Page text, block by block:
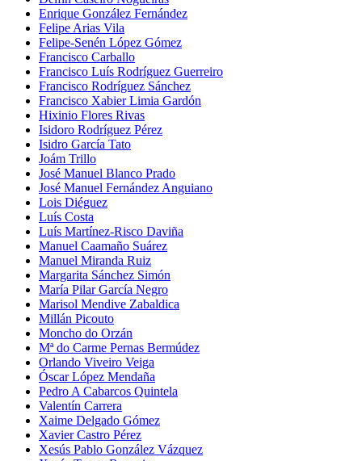
Enrique González Fernández
Felipe Arias Vila
Felipe-Senén López Gómez
Francisco Carballo
Francisco Luís Rodríguez Guerreiro
Francisco Rodríguez Sánchez
Francisco Xabier Limia Gardón
Hixinio Flores Rivas
Isidoro Rodríguez Pérez
Isidro García Tato
Joám Trillo
José Manuel Blanco Prado
José Manuel Fernández Anguiano
Lois Diéguez
Luís Costa
Luís Martínez-Risco Daviña
Manuel Caamaño Suárez
Manuel Miranda Ruiz
Margarita Sánchez Simón
María Pilar García Negro
Marisol Mendive Zabaldica
Millán Picouto
Moncho do Orzán
Mª do Carme Pernas Bermúdez
Orlando Viveiro Veiga
Óscar López Mendaña
Pedro A Cabarcos Quintela
Valentín Carrera
Xaime Delgado Gómez
Xavier Castro Pérez
Xesús Pablo González Vázquez